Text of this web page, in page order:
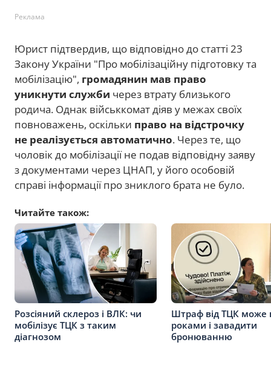
Реклама
Юрист підтвердив, що відповідно до статті 23
Закону України "Про мобілізаційну підготовку та
мобілізацію", громадянин мав право
уникнути служби через втрату близького
родича. Однак військкомат діяв у межах своїх
повноважень, оскільки право на відстрочку
не реалізується автоматично. Через те, що
чоловік до мобілізації не подав відповідну заяву
з документами через ЦНАП, у його особовій
справі інформації про зниклого брата не було.
Читайте також:
Розсіяний склероз і ВЛК: чи
мобілізує ТЦК з таким
діагнозом
Штраф від ТЦК може
роками і завадити
бронюванню